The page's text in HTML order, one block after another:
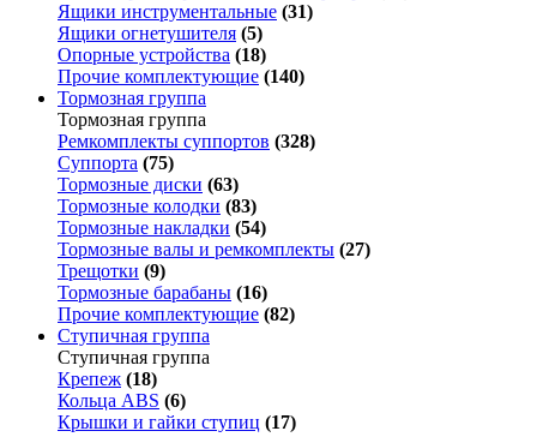
Ящики инструментальные (31)
Ящики огнетушителя (5)
Опорные устройства (18)
Прочие комплектующие (140)
Тормозная группа
Тормозная группа
Ремкомплекты суппортов (328)
Суппорта (75)
Тормозные диски (63)
Тормозные колодки (83)
Тормозные накладки (54)
Тормозные валы и ремкомплекты (27)
Трещотки (9)
Тормозные барабаны (16)
Прочие комплектующие (82)
Ступичная группа
Ступичная группа
Крепеж (18)
Кольца ABS (6)
Крышки и гайки ступиц (17)